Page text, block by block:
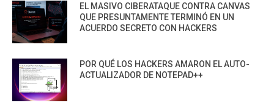
EL MASIVO CIBERATAQUE CONTRA CANVAS
QUE PRESUNTAMENTE TERMINÓ EN UN
ACUERDO SECRETO CON HACKERS
POR QUÉ LOS HACKERS AMARON EL AUTO-
ACTUALIZADOR DE NOTEPAD++